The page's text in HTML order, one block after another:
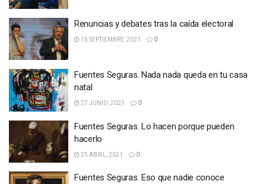
Renuncias y debates tras la caída electoral
15 SEPTIEMBRE, 2021 0
Fuentes Seguras. Nada nada queda en tu casa
natal
27 JUNIO, 2021 0
Fuentes Seguras. Lo hacen porque pueden
hacerlo
25 ABRIL, 2021 0
Fuentes Seguras. Eso que nadie conoce